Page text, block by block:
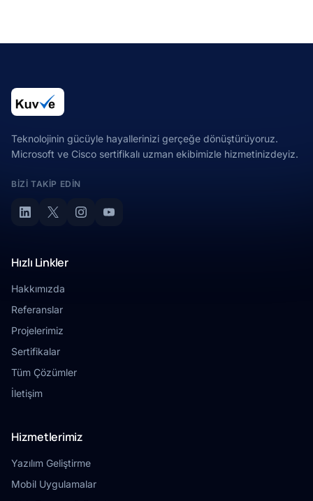
Teknolojinin gücüyle hayallerinizi gerçeğe dönüştürüyoruz.
Microsoft ve Cisco sertifikalı uzman ekibimizle hizmetinizdeyiz.
BIZI TAKIP EDIN
Hızlı Linkler
Hakkımızda
Referanslar
Projelerimiz
Sertifikalar
Tüm Çözümler
İletişim
Hizmetlerimiz
Yazılım Geliştirme
Mobil Uygulamalar